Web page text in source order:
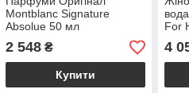
Montblanc Signature
Absolue 50 мл
Парфумована вода
2 548₴
Купити
For
4